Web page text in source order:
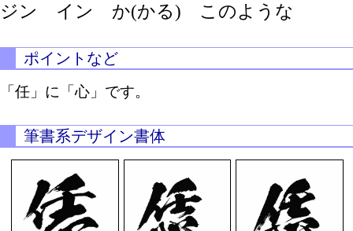
ジン イン か(かる) このような
ポイントなど
「任」に「心」です。
筆書系デザイン書体